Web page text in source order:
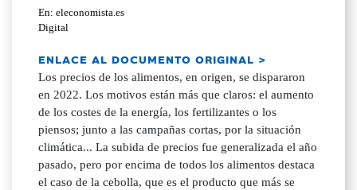
En: eleconomista.es
Digital
ENLACE AL DOCUMENTO ORIGINAL >
Los precios de los alimentos, en origen, se dispararon
en 2022. Los motivos están más que claros: el aumento
de los costes de la energía, los fertilizantes o los
piensos; junto a las campañas cortas, por la situación
climática... La subida de precios fue generalizada el año
pasado, pero por encima de todos los alimentos destaca
el caso de la cebolla, que es el producto que más se